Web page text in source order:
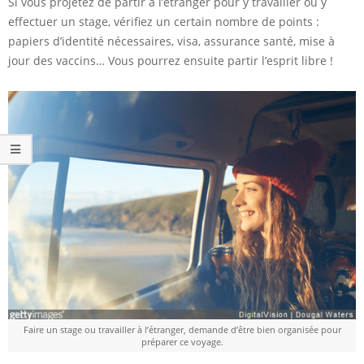
effectuer un stage, vérifiez un certain nombre de points :
papiers d’identité nécessaires, visa, assurance santé, mise à
jour des vaccins… Vous pourrez ensuite partir l’esprit libre !
Faire un stage ou travailler à l’étranger, demande d’être bien organisée pour
préparer ce voyage.